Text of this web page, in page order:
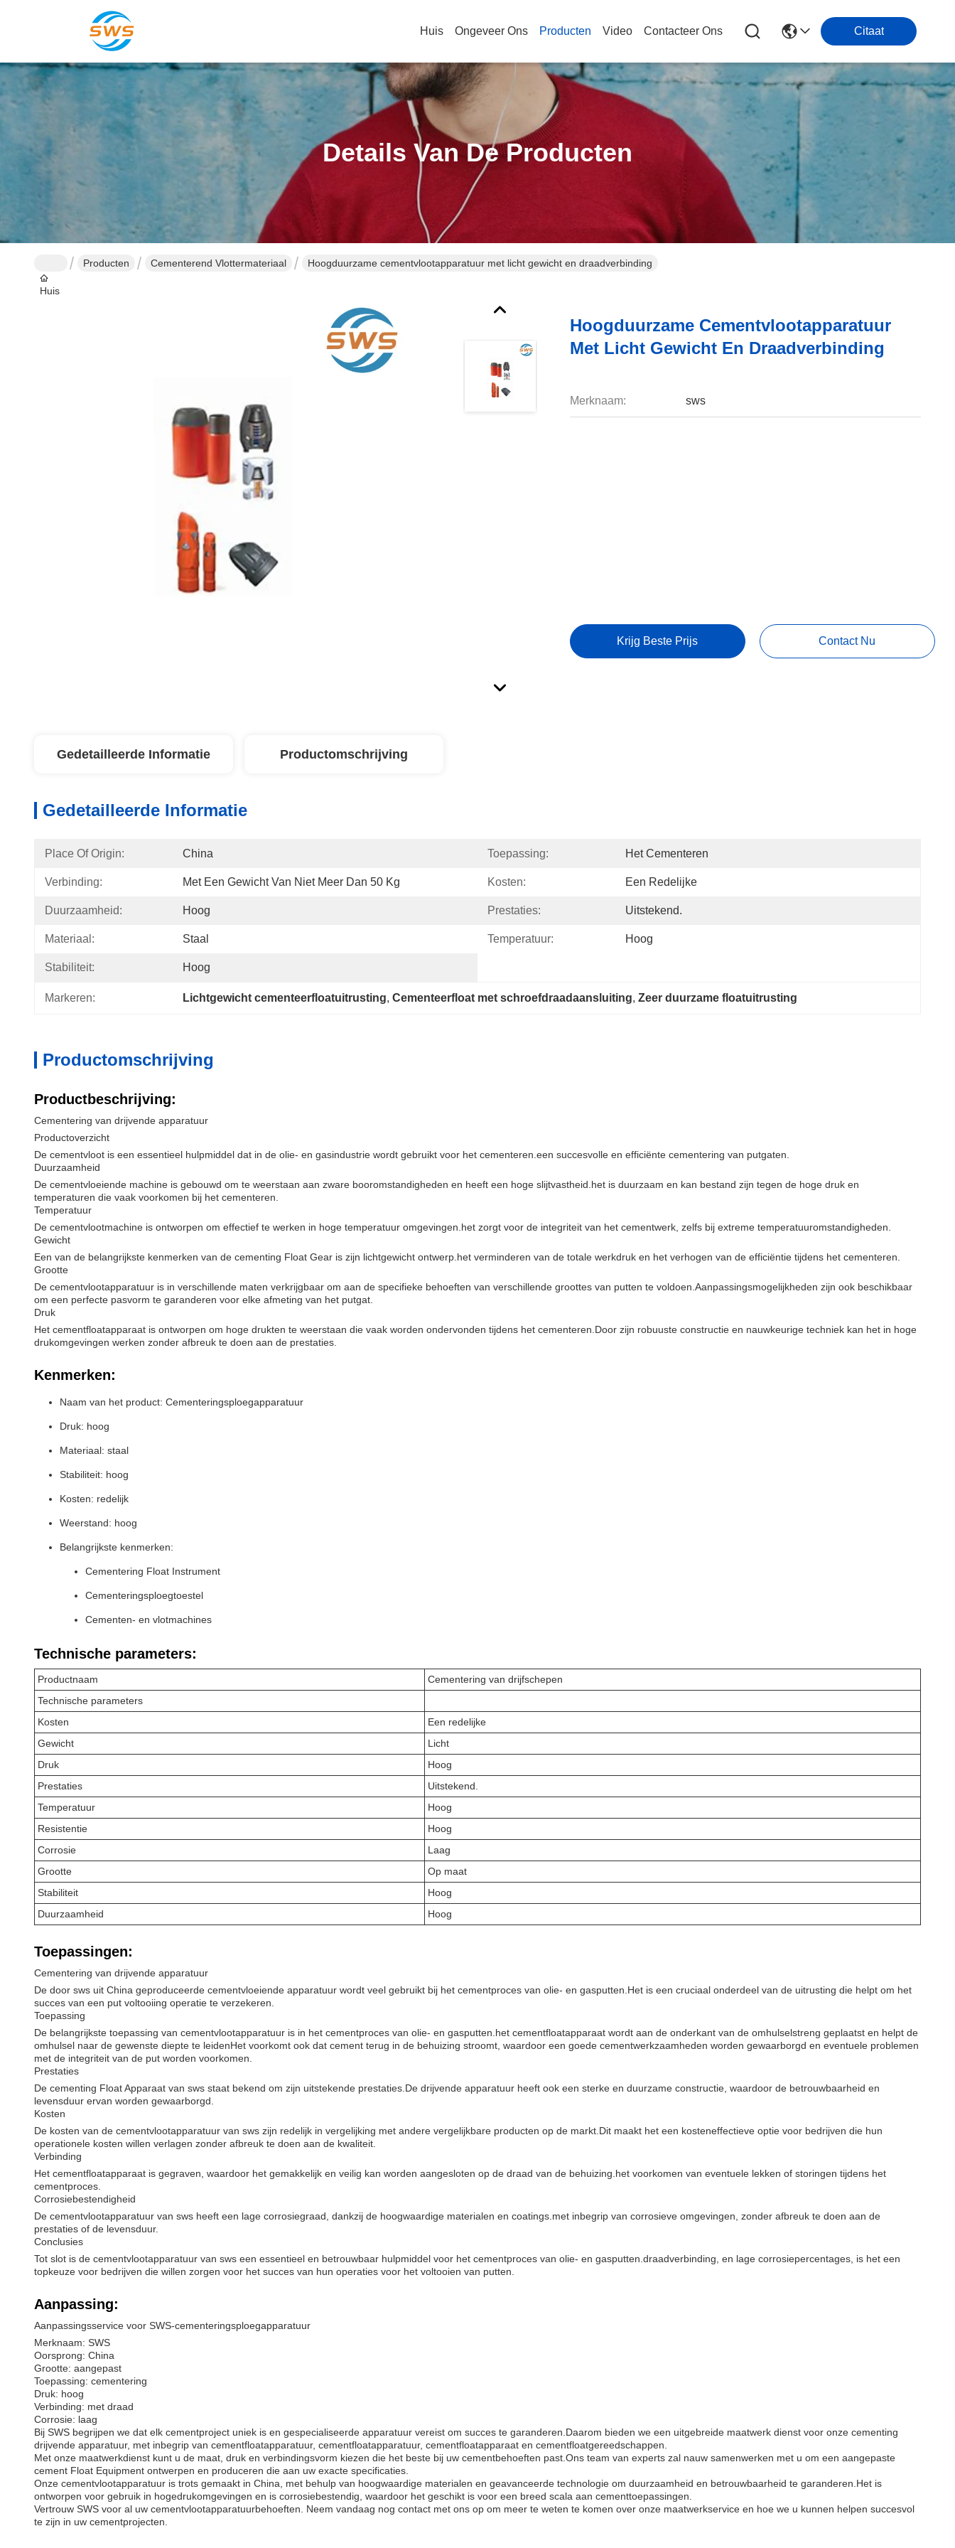
Huis Ongeveer Ons Producten Video Contacteer Ons Citaat
Details Van De Producten
Huis
Producten Cementerend Vlottermateriaal Hoogduurzame cementvlootapparatuur met licht gewicht en draadverbinding
Hoogduurzame Cementvlootapparatuur
Met Licht Gewicht En Draadverbinding
Merknaam: sws
Krijg Beste Prijs Contact Nu
Gedetailleerde Informatie Productomschrijving
Gedetailleerde Informatie
Place Of Origin: China Toepassing: Het Cementeren
Verbinding: Met Een Gewicht Van Niet Meer Dan 50 Kg Kosten: Een Redelijke
Duurzaamheid: Hoog Prestaties: Uitstekend.
Materiaal: Staal Temperatuur: Hoog
Stabiliteit: Hoog
Markeren: Lichtgewicht cementeerfloatuitrusting, Cementeerfloat met schroefdraadaansluiting, Zeer duurzame floatuitrusting
Productomschrijving
Productbeschrijving:
Cementering van drijvende apparatuur
Productoverzicht
De cementvloot is een essentieel hulpmiddel dat in de olie- en gasindustrie wordt gebruikt voor het cementeren.een succesvolle en efficiënte cementering van putgaten.
Duurzaamheid
De cementvloeiende machine is gebouwd om te weerstaan aan zware booromstandigheden en heeft een hoge slijtvastheid.het is duurzaam en kan bestand zijn tegen de hoge druk en
temperaturen die vaak voorkomen bij het cementeren.
Temperatuur
De cementvlootmachine is ontworpen om effectief te werken in hoge temperatuur omgevingen.het zorgt voor de integriteit van het cementwerk, zelfs bij extreme temperatuuromstandigheden.
Gewicht
Een van de belangrijkste kenmerken van de cementing Float Gear is zijn lichtgewicht ontwerp.het verminderen van de totale werkdruk en het verhogen van de efficiëntie tijdens het cementeren.
Grootte
De cementvlootapparatuur is in verschillende maten verkrijgbaar om aan de specifieke behoeften van verschillende groottes van putten te voldoen.Aanpassingsmogelijkheden zijn ook beschikbaar
om een perfecte pasvorm te garanderen voor elke afmeting van het putgat.
Druk
Het cementfloatapparaat is ontworpen om hoge drukten te weerstaan die vaak worden ondervonden tijdens het cementeren.Door zijn robuuste constructie en nauwkeurige techniek kan het in hoge
drukomgevingen werken zonder afbreuk te doen aan de prestaties.
Kenmerken:
Naam van het product: Cementeringsploegapparatuur
Druk: hoog
Materiaal: staal
Stabiliteit: hoog
Kosten: redelijk
Weerstand: hoog
Belangrijkste kenmerken:
Cementering Float Instrument
Cementeringsploegtoestel
Cementen- en vlotmachines
Technische parameters:
Productnaam
Cementering van drijfschepen
Technische parameters
Kosten
Een redelijke
Gewicht
Licht
Druk
Hoog
Prestaties
Uitstekend.
Temperatuur
Hoog
Resistentie
Hoog
Corrosie
Laag
Grootte
Op maat
Stabiliteit
Hoog
Duurzaamheid
Hoog
Toepassingen:
Cementering van drijvende apparatuur
De door sws uit China geproduceerde cementvloeiende apparatuur wordt veel gebruikt bij het cementproces van olie- en gasputten.Het is een cruciaal onderdeel van de uitrusting die helpt om het
succes van een put voltooiing operatie te verzekeren.
Toepassing
De belangrijkste toepassing van cementvlootapparatuur is in het cementproces van olie- en gasputten.het cementfloatapparaat wordt aan de onderkant van de omhulselstreng geplaatst en helpt de
omhulsel naar de gewenste diepte te leidenHet voorkomt ook dat cement terug in de behuizing stroomt, waardoor een goede cementwerkzaamheden worden gewaarborgd en eventuele problemen
met de integriteit van de put worden voorkomen.
Prestaties
De cementing Float Apparaat van sws staat bekend om zijn uitstekende prestaties.De drijvende apparatuur heeft ook een sterke en duurzame constructie, waardoor de betrouwbaarheid en
levensduur ervan worden gewaarborgd.
Kosten
De kosten van de cementvlootapparatuur van sws zijn redelijk in vergelijking met andere vergelijkbare producten op de markt.Dit maakt het een kosteneffectieve optie voor bedrijven die hun
operationele kosten willen verlagen zonder afbreuk te doen aan de kwaliteit.
Verbinding
Het cementfloatapparaat is gegraven, waardoor het gemakkelijk en veilig kan worden aangesloten op de draad van de behuizing.het voorkomen van eventuele lekken of storingen tijdens het
cementproces.
Corrosiebestendigheid
De cementvlootapparatuur van sws heeft een lage corrosiegraad, dankzij de hoogwaardige materialen en coatings.met inbegrip van corrosieve omgevingen, zonder afbreuk te doen aan de
prestaties of de levensduur.
Conclusies
Tot slot is de cementvlootapparatuur van sws een essentieel en betrouwbaar hulpmiddel voor het cementproces van olie- en gasputten.draadverbinding, en lage corrosiepercentages, is het een
topkeuze voor bedrijven die willen zorgen voor het succes van hun operaties voor het voltooien van putten.
Aanpassing:
Aanpassingsservice voor SWS-cementeringsploegapparatuur
Merknaam: SWS
Oorsprong: China
Grootte: aangepast
Toepassing: cementering
Druk: hoog
Verbinding: met draad
Corrosie: laag
Bij SWS begrijpen we dat elk cementproject uniek is en gespecialiseerde apparatuur vereist om succes te garanderen.Daarom bieden we een uitgebreide maatwerk dienst voor onze cementing
drijvende apparatuur, met inbegrip van cementfloatapparatuur, cementfloatapparatuur, cementfloatapparaat en cementfloatgereedschappen.
Met onze maatwerkdienst kunt u de maat, druk en verbindingsvorm kiezen die het beste bij uw cementbehoeften past.Ons team van experts zal nauw samenwerken met u om een aangepaste
cement Float Equipment ontwerpen en produceren die aan uw exacte specificaties.
Onze cementvlootapparatuur is trots gemaakt in China, met behulp van hoogwaardige materialen en geavanceerde technologie om duurzaamheid en betrouwbaarheid te garanderen.Het is
ontworpen voor gebruik in hogedrukomgevingen en is corrosiebestendig, waardoor het geschikt is voor een breed scala aan cementtoepassingen.
Vertrouw SWS voor al uw cementvlootapparatuurbehoeften. Neem vandaag nog contact met ons op om meer te weten te komen over onze maatwerkservice en hoe we u kunnen helpen succesvol
te zijn in uw cementprojecten.